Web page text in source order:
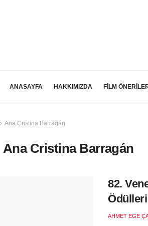
ANASAYFA HAKKIMIZDA FİLM
Ana Cristina Barragán
Ana Cristina Barragán
82.
AHMET EGE